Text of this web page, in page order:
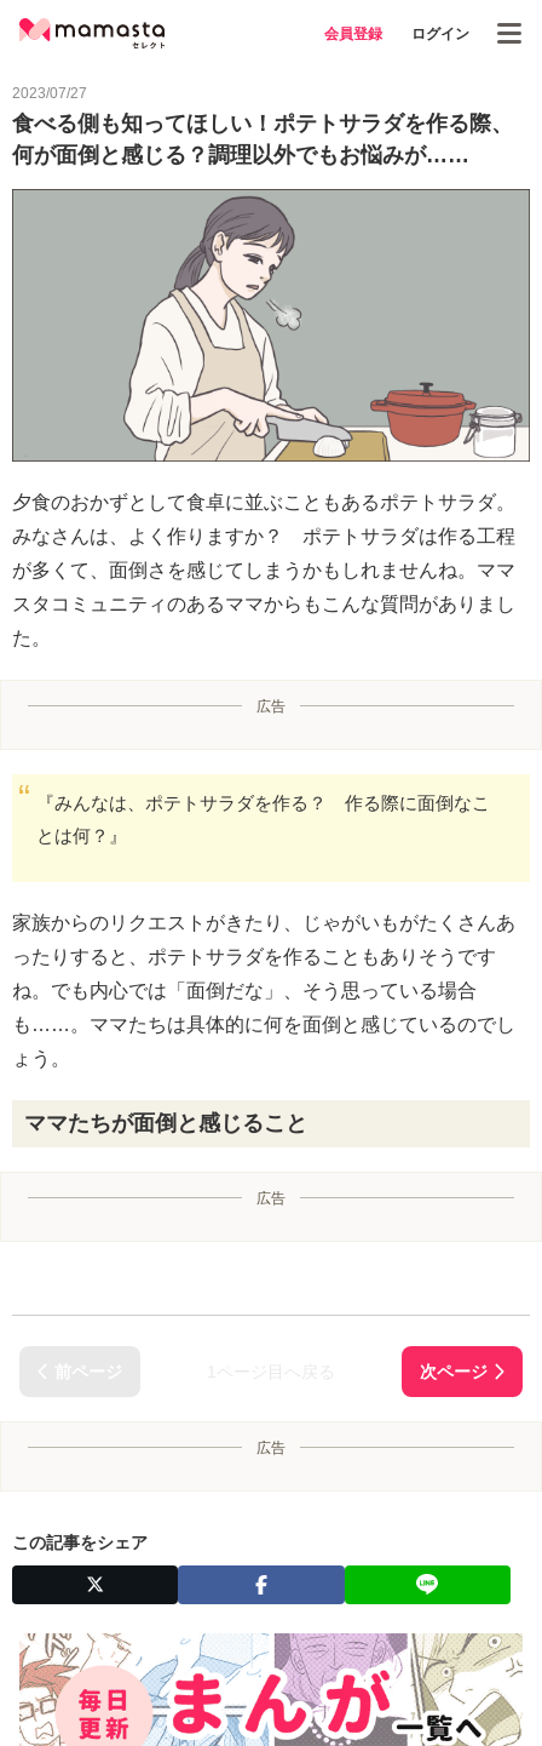
会員登録 ログイン
2023/07/27
食べる側も知ってほしい！ポテトサラダを作る際、
何が面倒と感じる？調理以外でもお悩みが……
夕食のおかずとして食卓に並ぶこともあるポテトサラダ。
みなさんは、よく作りますか？ ポテトサラダは作る工程
が多くて、面倒さを感じてしまうかもしれませんね。ママ
スタコミュニティのあるママからもこんな質問がありまし
た。
広告
『みんなは、ポテトサラダを作る？ 作る際に面倒なこ
とは何？』
家族からのリクエストがきたり、じゃがいもがたくさんあ
ったりすると、ポテトサラダを作ることもありそうです
ね。でも内心では「面倒だな」、そう思っている場合
も……。ママたちは具体的に何を面倒と感じているのでし
ょう。
ママたちが面倒と感じること
広告
広告
この記事をシェア